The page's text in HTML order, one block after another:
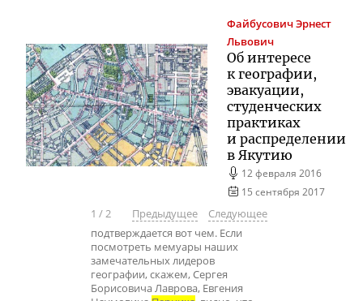
ФайбусовичЭрнест
Львович
Об интересе
к географии,
эвакуации,
студенческих
практиках
и распределении
в Якутию
12 февраля 2016
15 сентября 2017
1 /2 Предыдущее
Следующее
подтверждается вот чем. Если
посмотреть мемуары наших
замечательных лидеров
географии, скажем, Сергея
Борисовича Лаврова, Евгения